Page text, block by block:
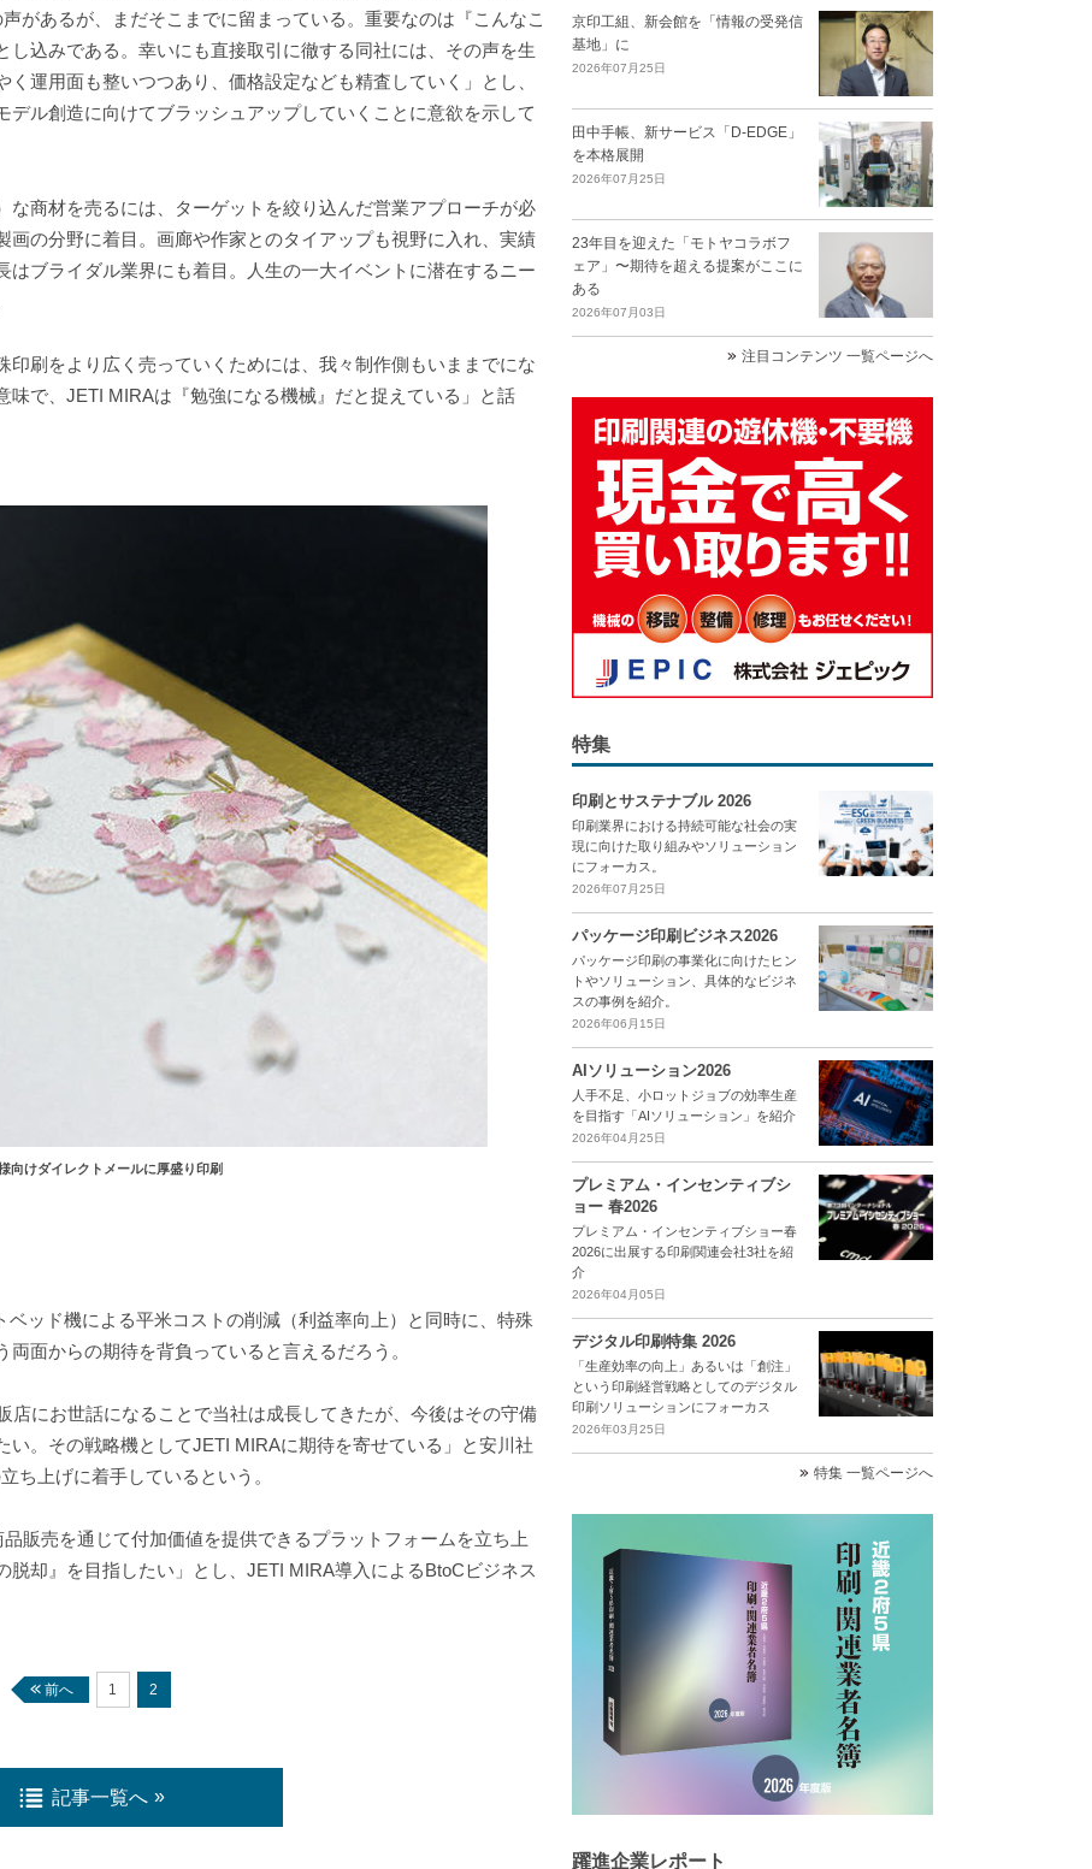
があるが、まだそこまでに留まっている。重要なのは『こんなこ
し込みである。幸いにも直接取引に徹する同社には、その声を生
運用面も整いつつあり、価格設定なども精査していく」とし、
ル創造に向けてブラッシュアップしていくことに意欲を示して
商材を売るには、ターゲットを絞り込んだ営業アプローチが必
の分野に着目。画廊や作家とのタイアップも視野に入れ、実績
はブライダル業界にも着目。人生の一大イベントに潜在するニー
刷をより広く売っていくためには、我々制作側もいままでにな
味で、JETI MIRAは『勉強になる機械』だと捉えている」と話
様向けダイレクトメールに厚盛り印刷
ッド機による平米コストの削減（利益率向上）と同時に、特殊
面からの期待を背負っていると言えるだろう。
にお世話になることで当社は成長してきたが、今後はその守備
。その戦略機としてJETI MIRAに期待を寄せている」と安川社
ち上げに着手しているという。
販売を通じて付加価値を提供できるプラットフォームを立ち上
却』を目指したい」とし、JETI MIRA導入によるBtoCビジネス
前へ 1 2
記事一覧へ
京印工組、新会館を「情報の受発信
基地」に
2026年07月25日
田中手帳、新サービス「D-EDGE」
を本格展開
2026年07月25日
23年目を迎えた「モトヤコラボフ
ェア」〜期待を超える提案がここに
ある
2026年07月03日
注目コンテンツ 一覧ページへ
特集
印刷とサステナブル 2026
印刷業界における持続可能な社会の実
現に向けた取り組みやソリューション
にフォーカス。
2026年07月25日
パッケージ印刷ビジネス2026
パッケージ印刷の事業化に向けたヒン
トやソリューション、具体的なビジネ
スの事例を紹介。
2026年06月15日
AIソリューション2026
人手不足、小ロットジョブの効率生産
を目指す「AIソリューション」を紹介
2026年04月25日
プレミアム・インセンティブシ
ョー 春2026
プレミアム・インセンティブショー春
2026に出展する印刷関連会社3社を紹
介
2026年04月05日
デジタル印刷特集 2026
「生産効率の向上」あるいは「創注」
という印刷経営戦略としてのデジタル
印刷ソリューションにフォーカス
2026年03月25日
特集 一覧ページへ
躍進企業レポート